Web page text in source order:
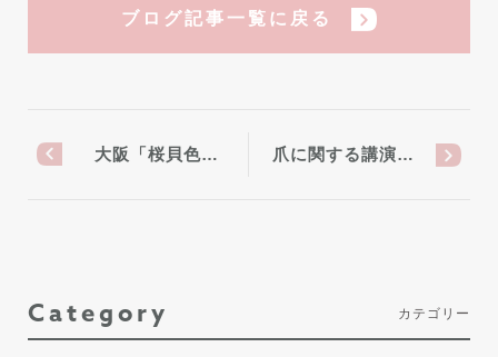
ブログ記事一覧に戻る
大阪「桜貝色… 爪に関する講演…
Category カテゴリー